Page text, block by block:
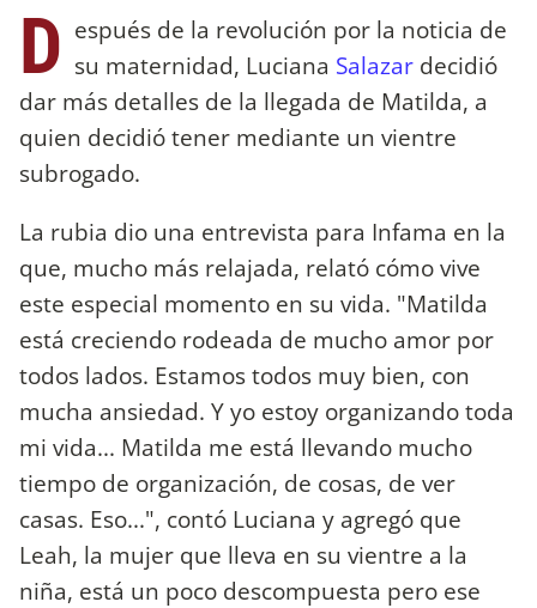
D espués de la revolución por la noticia de
su maternidad, Luciana Salazar decidió
dar más detalles de la llegada de Matilda, a
quien decidió tener mediante un vientre
subrogado.
La rubia dio una entrevista para Infama en la
que, mucho más relajada, relató cómo vive
este especial momento en su vida. "Matilda
está creciendo rodeada de mucho amor por
todos lados. Estamos todos muy bien, con
mucha ansiedad. Y yo estoy organizando toda
mi vida... Matilda me está llevando mucho
tiempo de organización, de cosas, de ver
casas. Eso...", contó Luciana y agregó que
Leah, la mujer que lleva en su vientre a la
niña, está un poco descompuesta pero ese